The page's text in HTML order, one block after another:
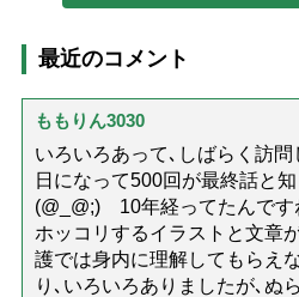
最近のコメント
ももりん3030
いろいろあって､しばらく訪
日になって500回が最終話と
(@_@;) 10年経ってたんで
ホッコリするイラストと文
護では身内に理解してもらえ
り､いろいろありましたが､ぬ